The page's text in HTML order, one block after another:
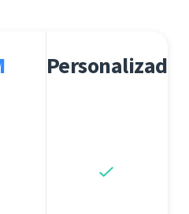
Personalizado